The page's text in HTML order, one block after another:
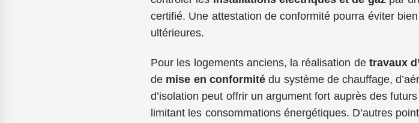
certifié. Une attestation de conformité pourra éviter
ultérieures.
Pour les logements anciens, la réalisation detravaux
de mise en conformitédu système de chauffage,
d’isolation peut offrir un argument fort auprès des
limitant les consommations énergétiques. D’autres